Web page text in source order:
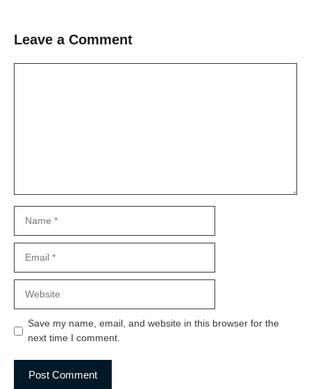
Leave a Comment
Save my name, email, and website in this browser for the
next time I comment.